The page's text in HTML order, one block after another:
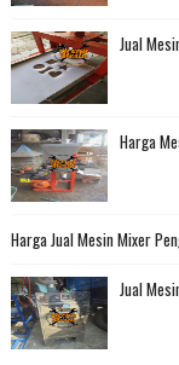
Jual
Harga
Harga Jual Mesin Mixer
Jual